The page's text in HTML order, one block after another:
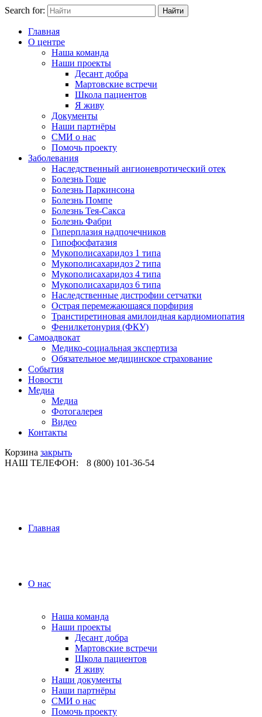
Search for: Найти
Главная
О центре
Наша команда
Наши проекты
Десант добра
Мартовские встречи
Школа пациентов
Я живу
Документы
Наши партнёры
СМИ о нас
Помочь проекту
Заболевания
Наследственный ангионевротический отек
Болезнь Гоше
Болезнь Паркинсона
Болезнь Помпе
Болезнь Тея-Сакса
Болезнь Фабри
Гиперплазия надпочечников
Гипофосфатазия
Мукополисахаридоз 1 типа
Мукополисахаридоз 2 типа
Мукополисахаридоз 4 типа
Мукополисахаридоз 6 типа
Наследственные дистрофии сетчатки
Острая перемежающаяся порфирия
Транстиретиновая амилоидная кардиомиопатия
Фенилкетонурия (ФКУ)
Самоадвокат
Медико-социальная экспертиза
Обязательное медицинское страхование
События
Новости
Медиа
Медиа
Фотогалерея
Видео
Контакты
Корзина закрыть
НАШ ТЕЛЕФОН:
8 (800) 101-36-54
Главная
О нас
Наша команда
Наши проекты
Десант добра
Мартовские встречи
Школа пациентов
Я живу
Наши документы
Наши партнёры
СМИ о нас
Помочь проекту